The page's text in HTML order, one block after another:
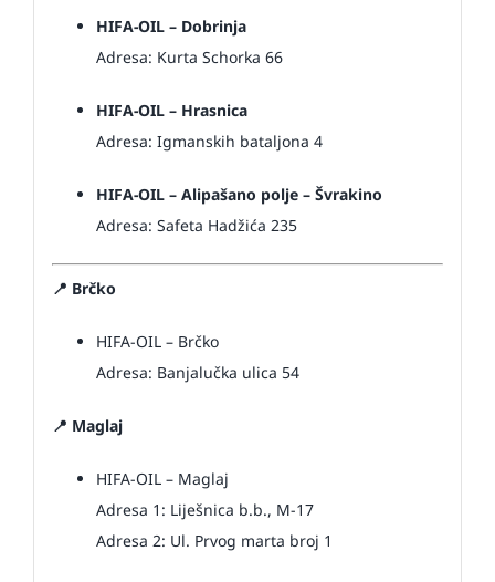
HIFA-OIL – Dobrinja
Adresa: Kurta Schorka 66
HIFA-OIL – Hrasnica
Adresa: Igmanskih bataljona 4
HIFA-OIL – Alipašano polje – Švrakino
Adresa: Safeta Hadžića 235
📍 Brčko
HIFA-OIL – Brčko
Adresa: Banjalučka ulica 54
📍 Maglaj
HIFA-OIL – Maglaj
Adresa 1: Liješnica b.b., M-17
Adresa 2: Ul. Prvog marta broj 1